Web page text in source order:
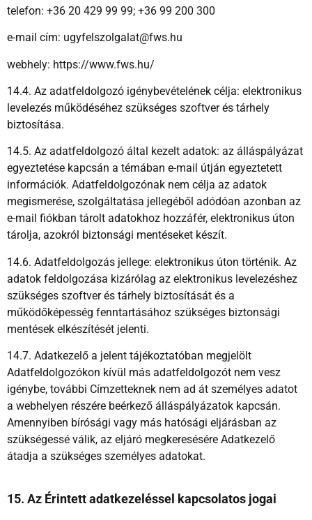
telefon: +36 20 429 99 99; +36 99 200 300
e-mail cím: ugyfelszolgalat@fws.hu
webhely: https://www.fws.hu/
14.4. Az adatfeldolgozó igénybevételének célja: elektronikus
levelezés működéséhez szükséges szoftver és tárhely
biztosítása.
14.5. Az adatfeldolgozó által kezelt adatok: az álláspályázat
egyeztetése kapcsán a témában e-mail útján egyeztetett
információk. Adatfeldolgozónak nem célja az adatok
megismerése, szolgáltatása jellegéből adódóan azonban az
e-mail fiókban tárolt adatokhoz hozzáfér, elektronikus úton
tárolja, azokról biztonsági mentéseket készít.
14.6. Adatfeldolgozás jellege: elektronikus úton történik. Az
adatok feldolgozása kizárólag az elektronikus levelezéshez
szükséges szoftver és tárhely biztosítását és a
működőképesség fenntartásához szükséges biztonsági
mentések elkészítését jelenti.
14.7. Adatkezelő a jelent tájékoztatóban megjelölt
Adatfeldolgozókon kívül más adatfeldolgozót nem vesz
igénybe, további Címzetteknek nem ad át személyes adatot
a webhelyen részére beérkező álláspályázatok kapcsán.
Amennyiben bírósági vagy más hatósági eljárásban az
szükségessé válik, az eljáró megkeresésére Adatkezelő
átadja a szükséges személyes adatokat.
15. Az Érintett adatkezeléssel kapcsolatos jogai